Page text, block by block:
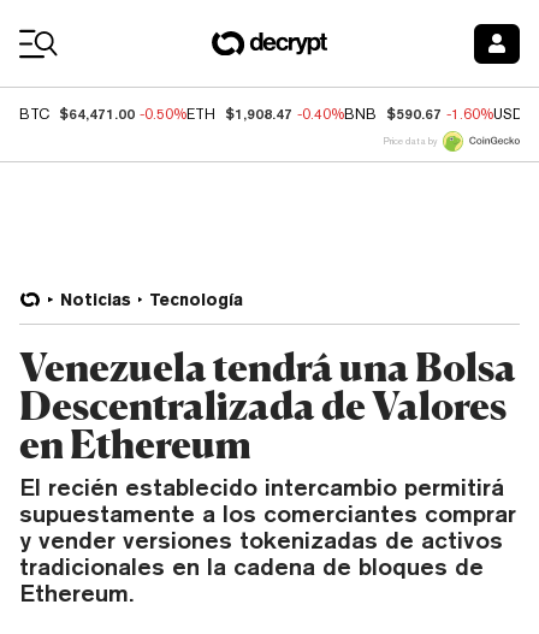
BTC $64,471.00 -0.50%ETH $1,908.47 -0.40%BNB $590.67 -1.60%USDC
Price data by
Noticias Tecnología
Venezuela tendrá una Bolsa
Descentralizada de Valores
en Ethereum
El recién establecido intercambio permitirá
supuestamente a los comerciantes comprar
y vender versiones tokenizadas de activos
tradicionales en la cadena de bloques de
Ethereum.